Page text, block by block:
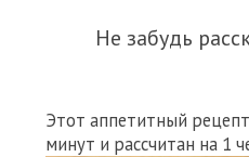
Не забудь
Этот аппетитный рецепт
минут и рассчитан на 1